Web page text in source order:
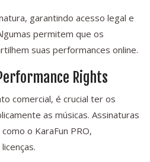
garantindo acesso legal e
permitem que os
suas performances online.
Rights
comercial, é crucial ter os
as músicas. Assinaturas
o KaraFun PRO,